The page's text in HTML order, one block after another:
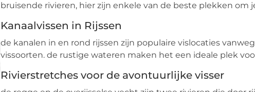
bruisende rivieren, hier zijn enkele van de beste plekken om
Kanaalvissen in Rijssen
de kanalen in en rond rijssen zijn populaire vislocaties
vissoorten. de rustige wateren maken het een ideale plek
Rivierstretches voor de avontuurlijke visser